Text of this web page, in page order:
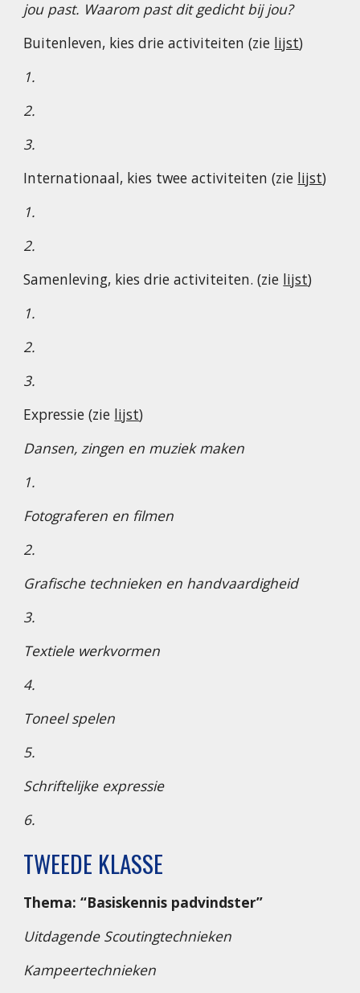
jou past. Waarom past dit gedicht bij jou?
Buitenleven, kies drie activiteiten (zie lijst)
1.
2.
3.
Internationaal, kies twee activiteiten (zie lijst)
1.
2.
Samenleving, kies drie activiteiten. (zie lijst)
1.
2.
3.
Expressie (zie lijst)
Dansen, zingen en muziek maken
1.
Fotograferen en filmen
2.
Grafische technieken en handvaardigheid
3.
Textiele werkvormen
4.
Toneel spelen
5.
Schriftelijke expressie
6.
TWEEDE KLASSE
Thema: “Basiskennis padvindster”
Uitdagende Scoutingtechnieken
Kampeertechnieken